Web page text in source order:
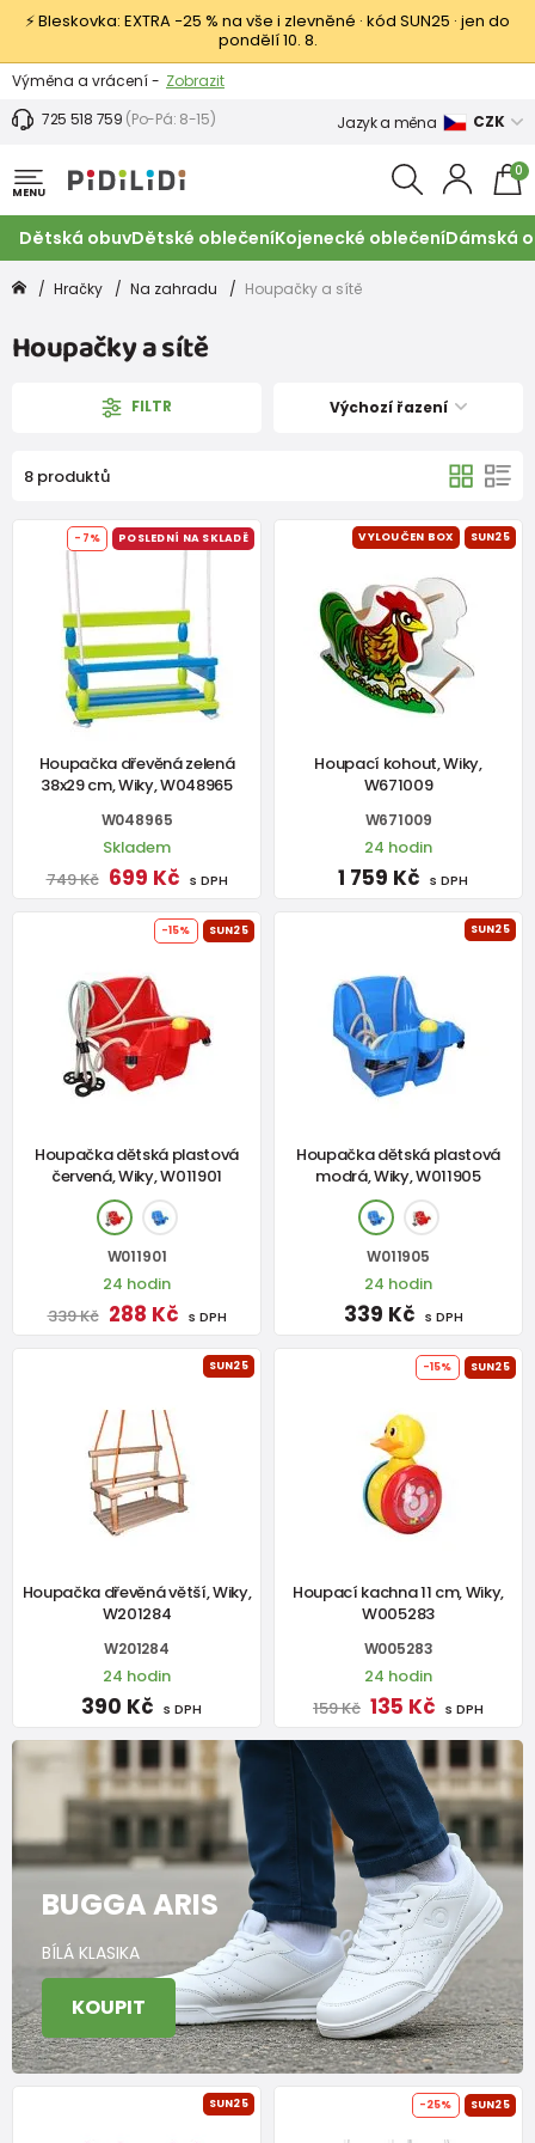
⚡ Bleskovka: EXTRA −25 % na vše i zlevněné · kód SUN25 · jen do
pondělí 10. 8.
Výměna a vrácení - Zobrazit
Sleva 100 Kč na první nákup -
725 518 759 (Po-Pá: 8-15) Jazyk a měna CZK
MENU
0
Dětská obuvDětské oblečeníKojenecké oblečeníDámská
Hračky Na zahradu Houpačky a sítě
Houpačky a sítě
FILTR Výchozí řazení
8 produktů
-7% POSLEDNÍ NA SKLADĚ
Houpačka dřevěná zelená
38x29 cm, Wiky, W048965
W048965
Skladem
749 Kč 699 Kč s DPH
VYLOUČEN BOX SUN25
Houpací kohout, Wiky,
W671009
W671009
24 hodin
1 759 Kč s DPH
-15% SUN25
Houpačka dětská plastová
červená, Wiky, W011901
W011901
24 hodin
339 Kč 288 Kč s DPH
SUN25
Houpačka dětská plastová
modrá, Wiky, W011905
W011905
24 hodin
339 Kč s DPH
SUN25
Houpačka dřevěná větší, Wiky,
W201284
W201284
24 hodin
390 Kč s DPH
-15% SUN25
Houpací kachna 11 cm, Wiky,
W005283
W005283
24 hodin
159 Kč 135 Kč s DPH
BUGGA ARIS
BÍLÁ KLASIKA
KOUPIT
SUN25 -25% SUN25